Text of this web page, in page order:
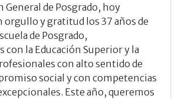
General de Posgrado, hoy
orgullo y gratitud los 37 años de
de Posgrado,
la Educación Superior y la
con alto sentido de
social y con competencias
Este año, queremos